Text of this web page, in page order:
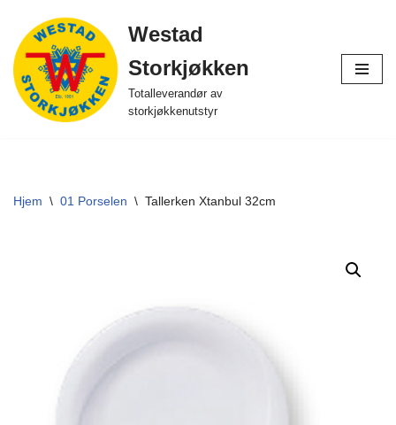
Hopp
til
innholdet
Westad
Storkjøkken
Totalleverandør av
storkjøkkenutstyr
Hjem \ 01 Porselen \ Tallerken Xtanbul 32cm